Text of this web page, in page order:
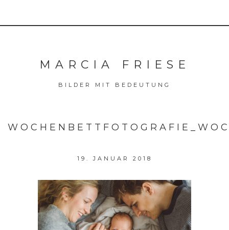
MARCIA FRIESE
BILDER MIT BEDEUTUNG
19. JANUAR 2018